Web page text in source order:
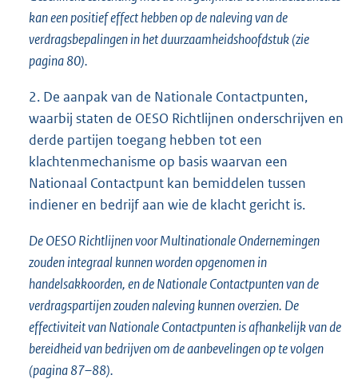
kan een positief effect hebben op de naleving van de
verdragsbepalingen in het duurzaamheidshoofdstuk (zie
pagina 80).
2. De aanpak van de Nationale Contactpunten,
waarbij staten de OESO Richtlijnen onderschrijven en
derde partijen toegang hebben tot een
klachtenmechanisme op basis waarvan een
Nationaal Contactpunt kan bemiddelen tussen
indiener en bedrijf aan wie de klacht gericht is.
De OESO Richtlijnen voor Multinationale Ondernemingen
zouden integraal kunnen worden opgenomen in
handelsakkoorden, en de Nationale Contactpunten van de
verdragspartijen zouden naleving kunnen overzien. De
effectiviteit van Nationale Contactpunten is afhankelijk van de
bereidheid van bedrijven om de aanbevelingen op te volgen
(pagina 87–88).